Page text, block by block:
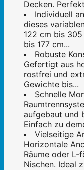
Decken.
Individuell
dieses
122 cm bis
bis 177 cm...
Robuste
Gefertigt aus
rostfrei und
Gewichte bis...
Schnelle
aufgebaut und
Einfach zu
Vielseitige
Horizontale
Räume oder
Nischen. Ideal